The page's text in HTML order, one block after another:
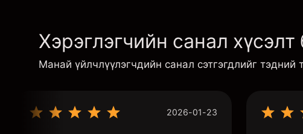
Хэрэглэгчийн санал хүсэлт
Манай үйлчлүүлэгчдийн санал сэтгэгдлийг
2026-01-23